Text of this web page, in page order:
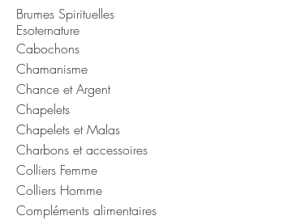
Brumes Spirituelles
Esoternature
Cabochons
Chamanisme
Chance et Argent
Chapelets
Chapelets et Malas
Charbons et accessoires
Colliers Femme
Colliers Homme
Compléments alimentaires